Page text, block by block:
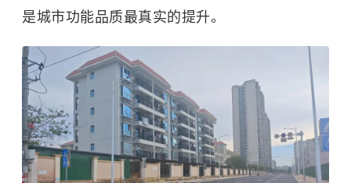
是城市功能品质最真实的提升。